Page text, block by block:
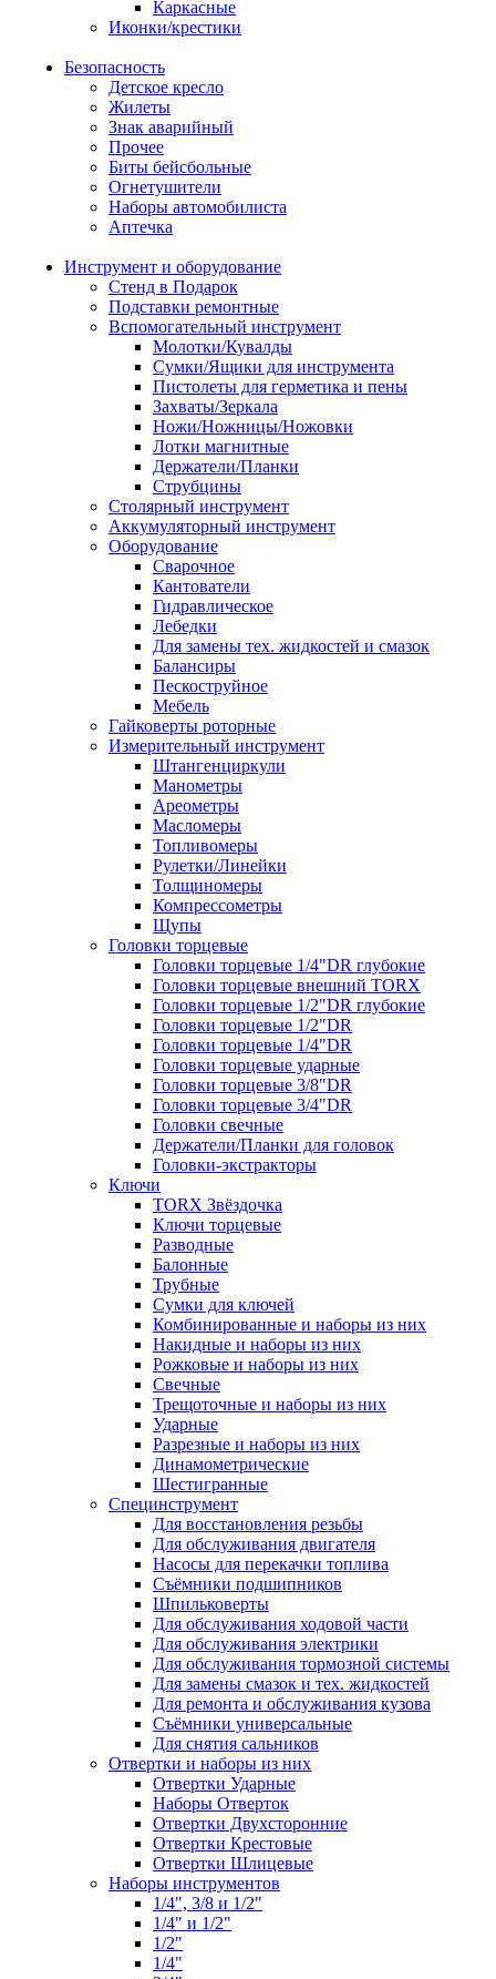
Каркасные
Иконки/крестики
Безопасность
Детское кресло
Жилеты
Знак аварийный
Прочее
Биты бейсбольные
Огнетушители
Наборы автомобилиста
Аптечка
Инструмент и оборудование
Стенд в Подарок
Подставки ремонтные
Вспомогательный инструмент
Молотки/Кувалды
Сумки/Ящики для инструмента
Пистолеты для герметика и пены
Захваты/Зеркала
Ножи/Ножницы/Ножовки
Лотки магнитные
Держатели/Планки
Струбцины
Столярный инструмент
Аккумуляторный инструмент
Оборудование
Сварочное
Кантователи
Гидравлическое
Лебедки
Для замены тех. жидкостей и смазок
Балансиры
Пескоструйное
Мебель
Гайковерты роторные
Измерительный инструмент
Штангенциркули
Манометры
Ареометры
Масломеры
Топливомеры
Рулетки/Линейки
Толщиномеры
Компрессометры
Щупы
Головки торцевые
Головки торцевые 1/4"DR глубокие
Головки торцевые внешний TORX
Головки торцевые 1/2"DR глубокие
Головки торцевые 1/2"DR
Головки торцевые 1/4"DR
Головки торцевые ударные
Головки торцевые 3/8"DR
Головки торцевые 3/4"DR
Головки свечные
Держатели/Планки для головок
Головки-экстракторы
Ключи
TORX Звёздочка
Ключи торцевые
Разводные
Балонные
Трубные
Сумки для ключей
Комбинированные и наборы из них
Накидные и наборы из них
Рожковые и наборы из них
Свечные
Трещоточные и наборы из них
Ударные
Разрезные и наборы из них
Динамометрические
Шестигранные
Специнструмент
Для восстановления резьбы
Для обслуживания двигателя
Насосы для перекачки топлива
Съёмники подшипников
Шпильковерты
Для обслуживания ходовой части
Для обслуживания электрики
Для обслуживания тормозной системы
Для замены смазок и тех. жидкостей
Для ремонта и обслуживания кузова
Съёмники универсальные
Для снятия сальников
Отвертки и наборы из них
Отвертки Ударные
Наборы Отверток
Отвертки Двухсторонние
Отвертки Крестовые
Отвертки Шлицевые
Наборы инструментов
1/4", 3/8 и 1/2"
1/4" и 1/2"
1/2"
1/4"